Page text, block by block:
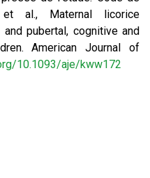
al., Maternal licorice
pubertal, cognitive and
American Journal of
10.1093/aje/kww172